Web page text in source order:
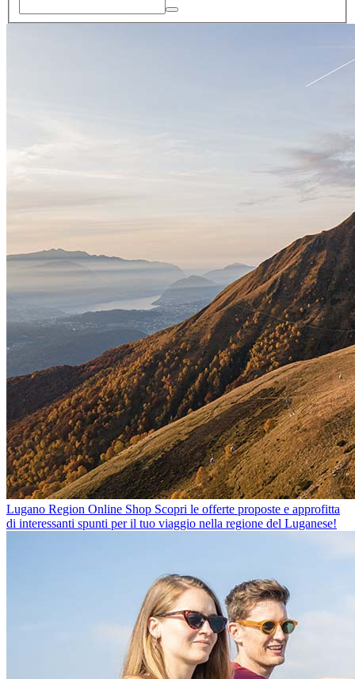
Lugano Region Online Shop Scopri le offerte proposte e approfitta
di interessanti spunti per il tuo viaggio nella regione del Luganese!